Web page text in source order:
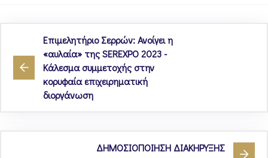
Επιμελητήριο Σερρών: Ανοίγει η
«αυλαία» της SEREXPO 2023 -
Κάλεσμα συμμετοχής στην
κορυφαία επιχειρηματική
διοργάνωση
ΔΗΜΟΣΙΟΠΟΙΗΣΗ ΔΙΑΚΗΡΥΞΗΣ